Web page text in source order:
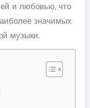
и любовью, что
значимых
музыки.